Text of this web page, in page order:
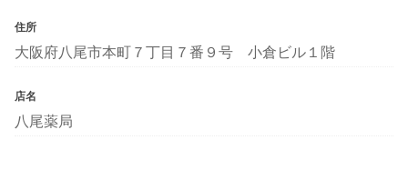
住所
大阪府八尾市本町７丁目７番９号 小倉ビル１階
店名
八尾薬局